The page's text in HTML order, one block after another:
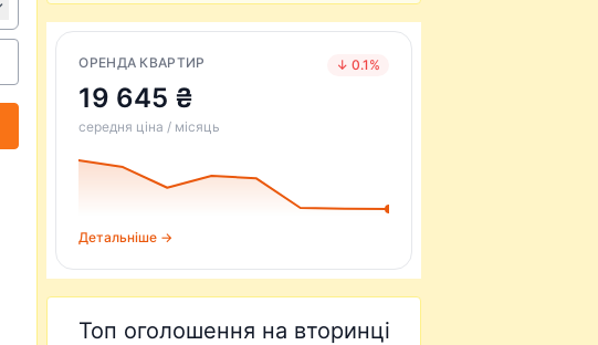
ОРЕНДА КВАРТИР ↓ 0.1%
19 645 ₴
середня ціна / місяць
Детальніше →
Топ оголошення на вторинці